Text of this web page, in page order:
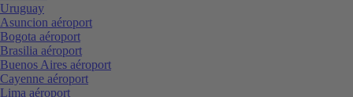
Uruguay
Asuncion aéroport
Bogota aéroport
Brasilia aéroport
Buenos Aires aéroport
Cayenne aéroport
Lima aéroport